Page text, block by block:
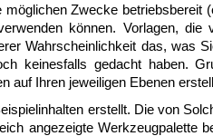
Zwecke betriebsbereit
können. Vorlagen, die
Wahrscheinlichkeit das, was
keinesfalls gedacht haben.
auf Ihren jeweiligen Ebenen
erstellt. Die von
angezeigte Werkzeugpalette